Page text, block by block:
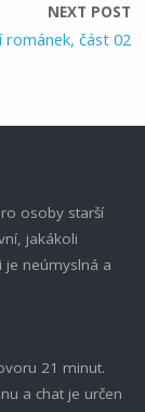
NEXT POST
románek, část 02
osoby starší
jakákoli
neúmyslná a
21 minut.
a chat je určen